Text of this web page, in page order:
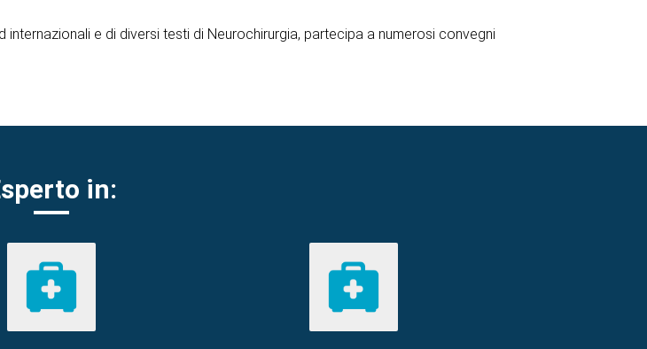
e di diversi testi di Neurochirurgia, partecipa a numerosi convegni
in: